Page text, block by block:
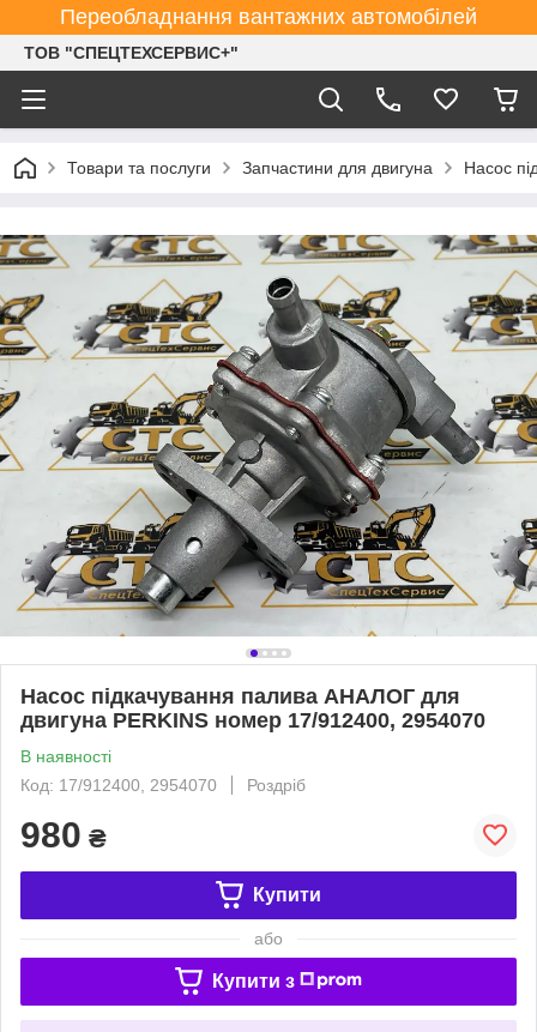
Переобладнання вантажних автомобілей
ТОВ "СПЕЦТЕХСЕРВИС+"
Товари та послуги Запчастини для двигуна Насос
Насос підкачування палива АНАЛОГ для
двигуна PERKINS номер 17/912400, 2954070
В наявності
Код: 17/912400, 2954070
Роздріб
980 ₴
Купити
або
Купити з